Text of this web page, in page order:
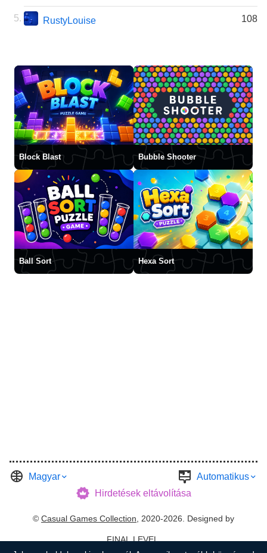
RustyLouise 108
Block Blast Bubble Shooter
Ball Sort Hexa Sort
Magyar
Automatikus
Hirdetések eltávolítása
© Casual Games Collection , 2020-2026. Designed by
FINAL LEVEL.